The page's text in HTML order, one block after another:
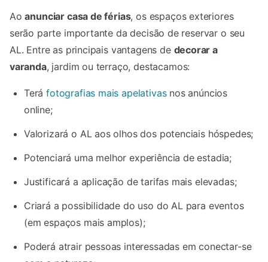
Aoanunciar casa de férias, os espaços exteriores
serão parte importante da decisão de reservar o seu
AL. Entre as principais vantagens de decorar a
varanda, jardim ou terraço, destacamos:
Teráfotografias mais apelativasnos anúncios
online;
Valorizará o AL aos olhos dos potenciais hóspedes;
Potenciará uma melhor experiência de estadia;
Justificará a aplicação de tarifas mais elevadas;
Criará a possibilidade do uso do AL para eventos
(em espaços mais amplos);
Poderá atrair pessoas interessadas em conectar-se